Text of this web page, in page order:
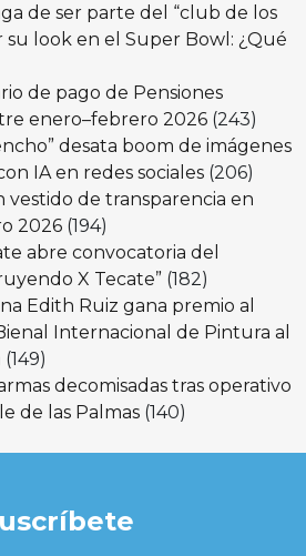
de ser parte del “club de los
su look en el Super Bowl: ¿Qué
de pago de Pensiones
enero–febrero 2026 (243)
desata boom de imágenes
IA en redes sociales (206)
vestido de transparencia en
2026 (194)
abre convocatoria del
X Tecate” (182)
Edith Ruiz gana premio al
Internacional de Pintura al
(149)
decomisadas tras operativo
de las Palmas (140)